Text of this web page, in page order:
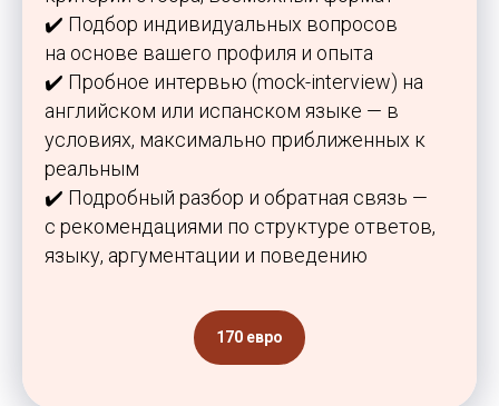
✔️ Подбор индивидуальных вопросов
на основе вашего профиля и опыта
✔️ Пробное интервью (mock-interview) на
английском или испанском языке — в
условиях, максимально приближенных к
реальным
✔️ Подробный разбор и обратная связь —
с рекомендациями по структуре ответов,
языку, аргументации и поведению
170 евро